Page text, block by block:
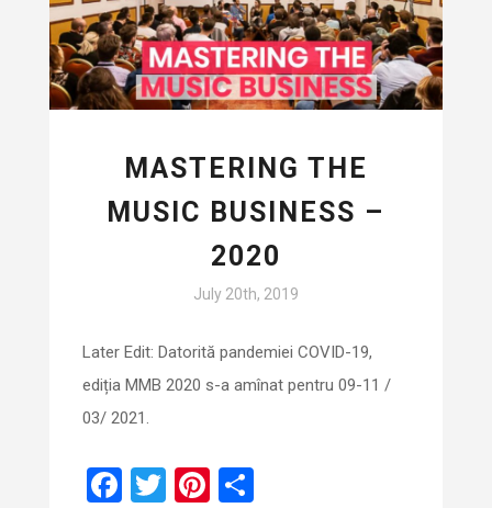
MASTERING THE
MUSIC BUSINESS –
2020
July 20th, 2019
Later Edit: Datorită pandemiei COVID-19,
ediția MMB 2020 s-a amînat pentru 09-11 /
03/ 2021.
F
T
Pi